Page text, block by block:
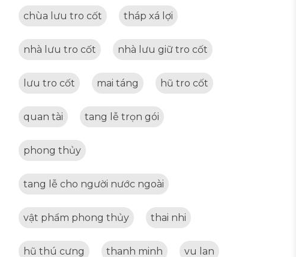
chùa lưu tro cốt tháp xá lợi
nhà lưu tro cốt nhà lưu giữ tro cốt
lưu tro cốt mai táng hũ tro cốt
quan tài tang lễ trọn gói
phong thủy
tang lễ cho người nước ngoài
vật phẩm phong thủy thai nhi
hũ thú cưng thanh minh vu lan